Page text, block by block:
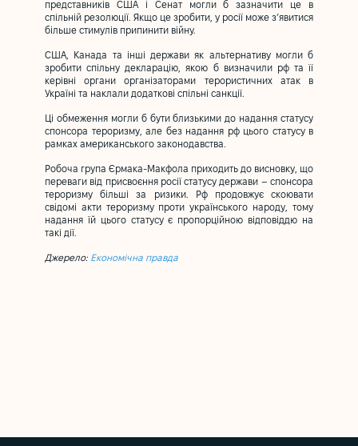
представників США і Сенат могли б зазначити це в
спільній резолюції. Якщо це зробити, у росії може з’явитися
більше стимулів припинити війну.
США, Канада та інші держави як альтернативу могли б
зробити спільну декларацію, якою б визначили рф та її
керівні органи організаторами терористичних атак в
Україні та наклали додаткові спільні санкції.
Ці обмеження могли б бути близькими до надання статусу
спонсора тероризму, але без надання рф цього статусу в
рамках американського законодавства.
Робоча група Єрмака-Макфола приходить до висновку, що
переваги від присвоєння росії статусу держави – спонсора
тероризму більші за ризики. Рф продовжує скоювати
свідомі акти тероризму проти українського народу, тому
надання їй цього статусу є пропорційною відповіддю на
такі дії.
Джерело: Економічна правда